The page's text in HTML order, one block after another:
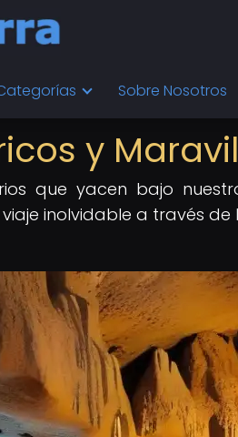
Sobre Nosotros
y
que yacen bajo
inolvidable a través